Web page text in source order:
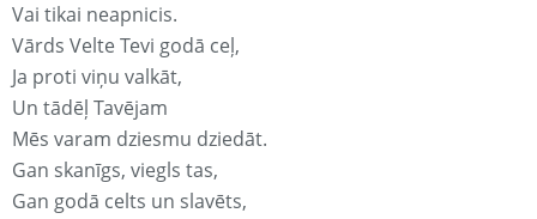
Vai tikai neapnicis.
Vārds Velte Tevi godā ceļ,
Ja proti viņu valkāt,
Un tādēļ Tavējam
Mēs varam dziesmu dziedāt.
Gan skanīgs, viegls tas,
Gan godā celts un slavēts,